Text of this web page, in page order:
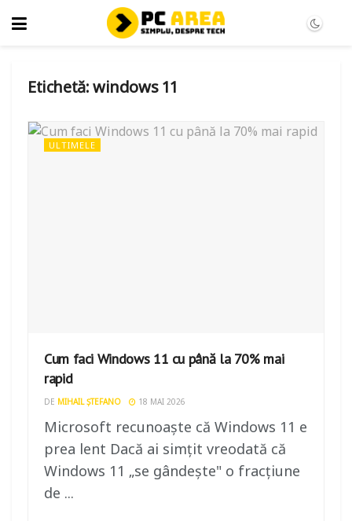
Etichetă:windows 11
ULTIMELE
Cum faci Windows 11 cu până la 70% mai
rapid
DE MIHAIL ȘTEFANO 18 MAI 2026
Microsoft recunoaște că Windows 11 e
prea lent Dacă ai simțit vreodată că
Windows 11 „se gândește" o fracțiune
de ...